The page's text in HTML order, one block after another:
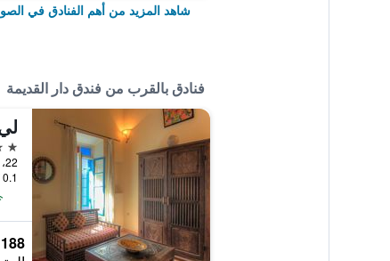
شاهد المزيد من أهم الفنادق في
فنادق بالقرب من فندق دار القديمة
3 نجوم
22، شارع درعة, الصويرة, المغرب
0.1 كيلومتر عن وسط المدينة
188 ﷼